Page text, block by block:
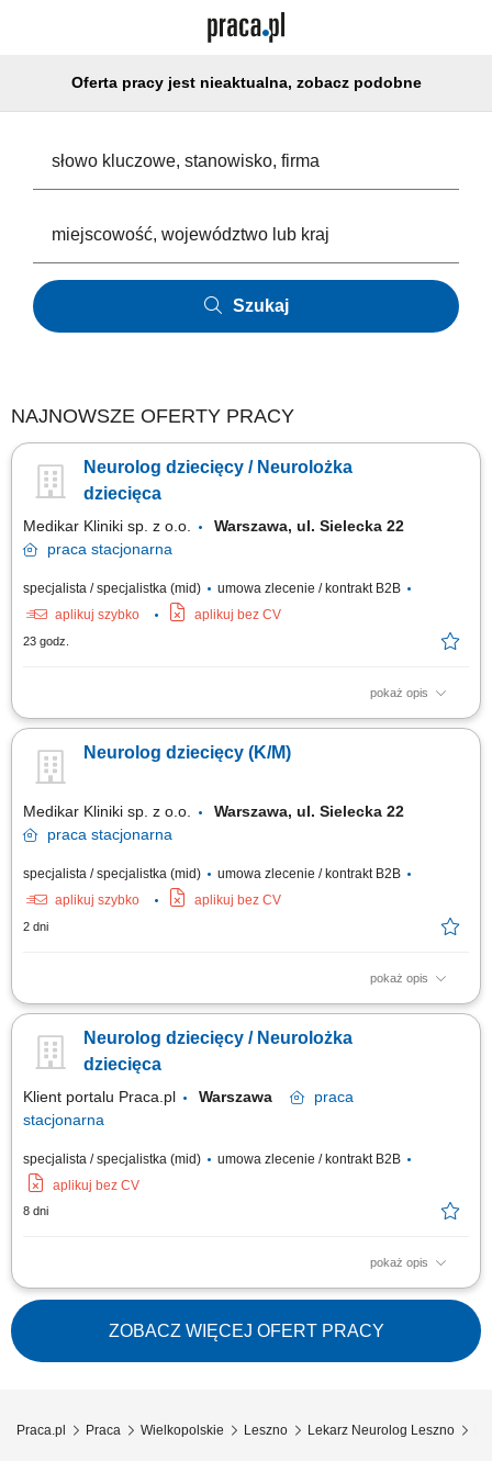
Oferta pracy jest nieaktualna, zobacz podobne
Szukaj
NAJNOWSZE OFERTY PRACY
Neurolog dziecięcy / Neurolożka
dziecięca
Medikar Kliniki sp. z o.o.
Warszawa, ul. Sielecka 22
praca stacjonarna
specjalista / specjalistka (mid)
umowa zlecenie / kontrakt B2B
aplikuj szybko
aplikuj bez CV
23 godz.
pokaż opis
Udzielanie konsultacji neurologicznych zgodnie z aktualną wiedzą
Diagnozowanie i leczenie schorzeń układu nerwowego;
Neurolog dziecięcy (K/M)
Medikar Kliniki sp. z o.o.
Warszawa, ul. Sielecka 22
praca stacjonarna
specjalista / specjalistka (mid)
umowa zlecenie / kontrakt B2B
aplikuj szybko
aplikuj bez CV
2 dni
pokaż opis
specjalizacja z zakresu neurologii; aktualne prawo wykonywania zawodu;
medycznych;Neurolog dziecięcy / Neurolożka
dziecięca
Klient portalu Praca.pl Warszawa
praca
stacjonarna
specjalista / specjalistka (mid)
umowa zlecenie / kontrakt B2B
aplikuj bez CV
8 dni
pokaż opis
udzielanie świadczeń medycznych w obszarze neurologii zgodnie z
aktualną wiedzą i standardami leczenia; diagnozowanie oraz
prowadzenie terapii pacjentów z chorobami układu nerwowego;
prowadzenie dokumentacji medycznej zgodnie z obowiązującymi
przepisami; współpraca z zespołem medycznym w...
ZOBACZ WIĘCEJ OFERT PRACY
Praca.pl Praca Wielkopolskie Leszno Lekarz Neurolog Leszno